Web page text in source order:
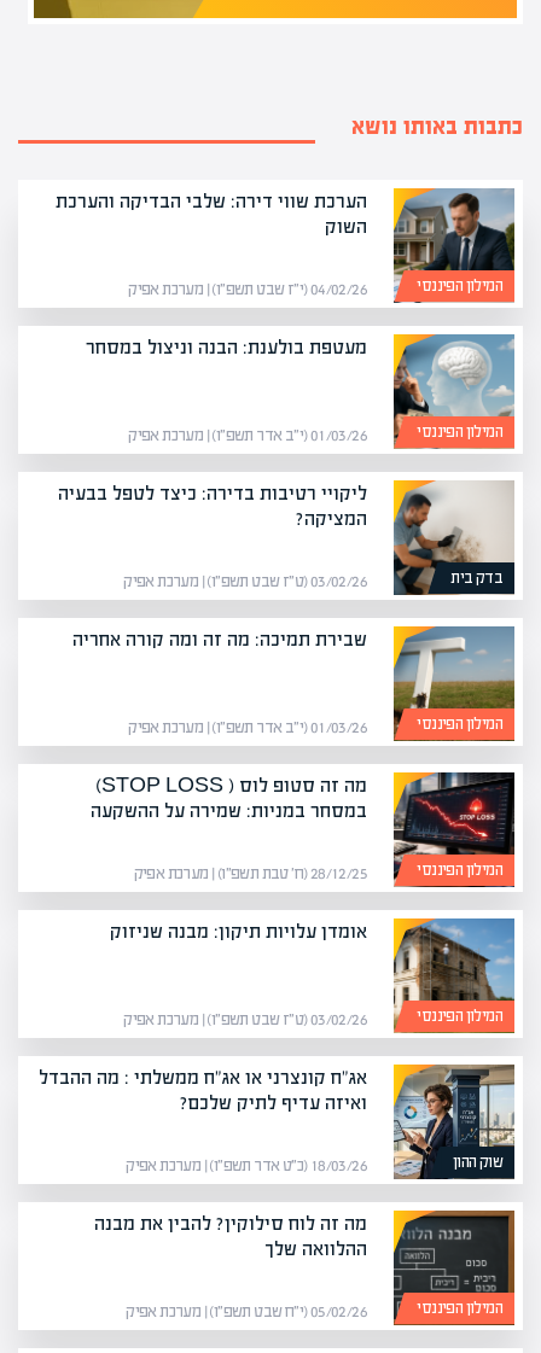
כתבות באותו נושא
המילון הפיננסי
הערכת שווי דירה: שלבי הבדיקה והערכת
השוק
04/02/26 (י״ז שבט תשפ״ו) | מערכת אפיק
המילון הפיננסי
מעטפת בולענת: הבנה וניצול במסחר
01/03/26 (י״ב אדר תשפ״ו) | מערכת אפיק
בדק בית
ליקויי רטיבות בדירה: כיצד לטפל בבעיה
המציקה?
03/02/26 (ט״ז שבט תשפ״ו) | מערכת אפיק
המילון הפיננסי
שבירת תמיכה: מה זה ומה קורה אחריה
01/03/26 (י״ב אדר תשפ״ו) | מערכת אפיק
המילון הפיננסי
מה זה סטופ לוס ( STOP LOSS)
במסחר במניות: שמירה על ההשקעה
28/12/25 (ח׳ טבת תשפ״ו) | מערכת אפיק
המילון הפיננסי
אומדן עלויות תיקון: מבנה שניזוק
03/02/26 (ט״ז שבט תשפ״ו) | מערכת אפיק
שוק ההון
אג"ח קונצרני או אג"ח ממשלתי : מה ההבדל
ואיזה עדיף לתיק שלכם?
18/03/26 (כ״ט אדר תשפ״ו) | מערכת אפיק
המילון הפיננסי
מה זה לוח סילוקין? להבין את מבנה
ההלוואה שלך
05/02/26 (י״ח שבט תשפ״ו) | מערכת אפיק